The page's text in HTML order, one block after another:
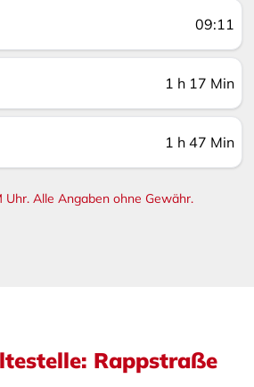
09:11
1 h 17 Min
1 h 47 Min
Uhr. Alle Angaben ohne Gewähr.
Rappstraße